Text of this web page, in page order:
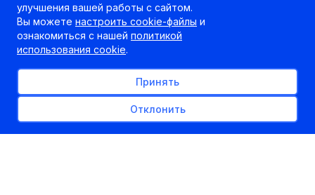
улучшения вашей работы с сайтом.
Вы можете настроить cookie-файлы и
ознакомиться с нашей политикой
использования cookie.
Принять
Отклонить